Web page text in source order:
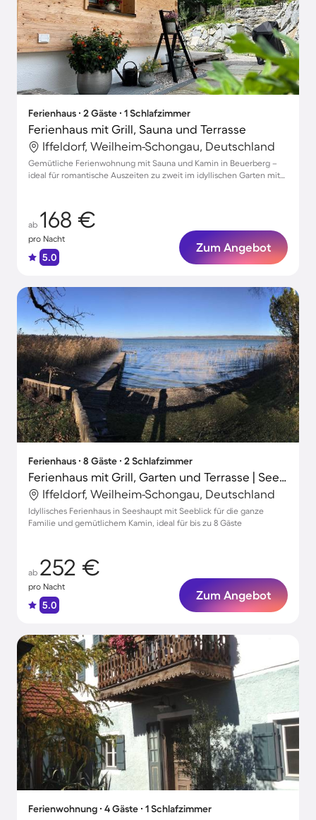
Ferienhaus ∙ 2 Gäste ∙ 1 Schlafzimmer
Ferienhaus mit Grill, Sauna und Terrasse
Iffeldorf, Weilheim-Schongau, Deutschland
Gemütliche Ferienwohnung mit Sauna und Kamin in Beuerberg –
ideal für romantische Auszeiten zu zweit im idyllischen Garten mit
ab 168 €
pro Nacht
5.0
Zum Angebot
Ferienhaus ∙ 8 Gäste ∙ 2 Schlafzimmer
Ferienhaus mit Grill, Garten und Terrasse | Seeblick | Ideal für Homeoffice
Iffeldorf, Weilheim-Schongau, Deutschland
Idyllisches Ferienhaus in Seeshaupt mit Seeblick für die ganze
Familie und gemütlichem Kamin, ideal für bis zu 8 Gäste
ab 252 €
pro Nacht
5.0
Zum Angebot
Ferienwohnung ∙ 4 Gäste ∙ 1 Schlafzimmer